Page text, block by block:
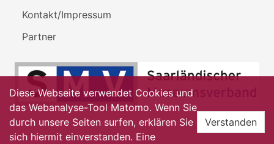
Kontakt/Impressum
Partner
Diese Webseite verwendet Cookies und
das Webanalyse-Tool Matomo. Wenn Sie
durch unsere Seiten surfen, erklären Sie
sich hiermit einverstanden. Eine
Verstanden